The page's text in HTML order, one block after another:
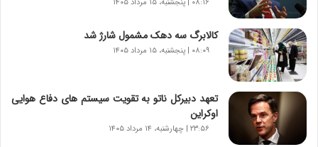
ر
ن
ا
م
ه
ج
د
ا
۰۸:۱۶ | پنجشنبه، ۱۵ مرداد ۱۴۰۵
کالابرگ سه دهک مشمول شارژ شد
۰۸:۰۹ | پنجشنبه، ۱۵ مرداد ۱۴۰۵
تعهد دبیرکل ناتو به تقویت سیستم های دفاع هوایی
اوکراین
۲۳:۵۶ | چهارشنبه، ۱۴ مرداد ۱۴۰۵